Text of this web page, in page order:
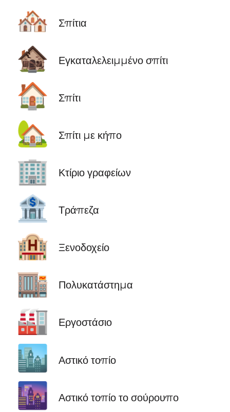
🏘️ Σπίτια
🏚️ Εγκαταλελειμμένο σπίτι
🏠 Σπίτι
🏡 Σπίτι με κήπο
🏢 Κτίριο γραφείων
🏦 Τράπεζα
🏨 Ξενοδοχείο
🏬 Πολυκατάστημα
🏭 Εργοστάσιο
🏙️ Αστικό τοπίο
🌆 Αστικό τοπίο το σούρουπο